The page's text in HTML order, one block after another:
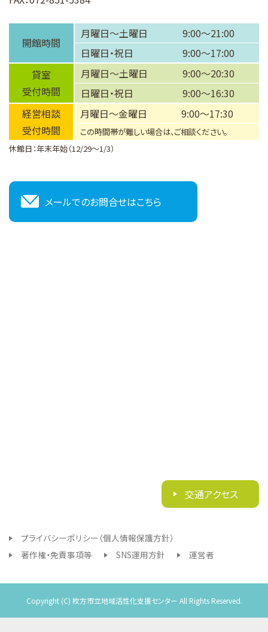
開館時間
月曜日～土曜日
9:00～21:00
日曜日・祝日
9:00～17:00
貸室
受付時間
月曜日～土曜日
9:00～20:30
日曜日・祝日
9:00～16:30
経営相談
受付時間
月曜日～金曜日 9:00～17:30
この時間帯が難しい場合は、ご相談ください。
休館日：年末年始（12/29～1/3）
メールでのお問合せはこちら
交通アクセス
プライバシーポリシー（個人情報保護方針）
著作権・免責事項等
SNS運用方針 運営者
Copyright (C) 枚方市立地域活性化支援センター All Rights Reserved.